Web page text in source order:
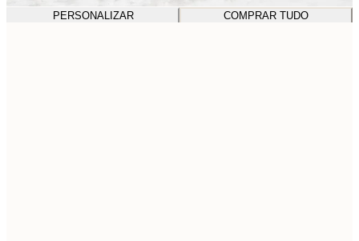
PERSONALIZAR COMPRAR TUDO